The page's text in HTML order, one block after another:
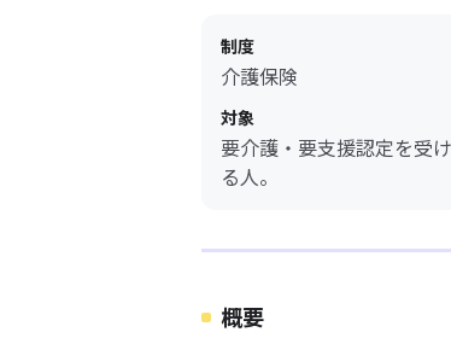
制度
介護保険
対象
要介護・要支援認定を受
る人。
概要